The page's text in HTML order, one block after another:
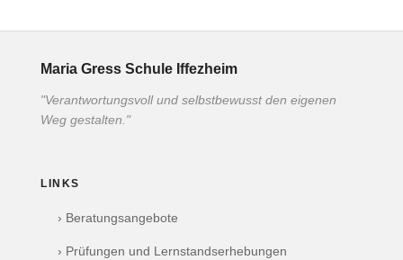
Maria Gress Schule Iffezheim
"Verantwortungsvoll und selbstbewusst den eigenen
Weg gestalten."
LINKS
› Beratungsangebote
› Prüfungen und Lernstandserhebungen